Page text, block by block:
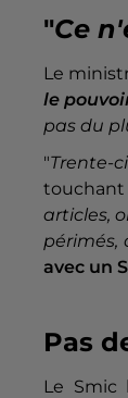
"Ce
Le
le
pas du
"Trente-
touchant
articles,
périmés,
avec un
Pas
Le Smic